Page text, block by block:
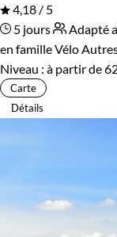
Bord de mer et
Montagne
4,18 / 5
5 jours
Adapté
en familleVélo
Niveau : à partir de
Carte
Détails